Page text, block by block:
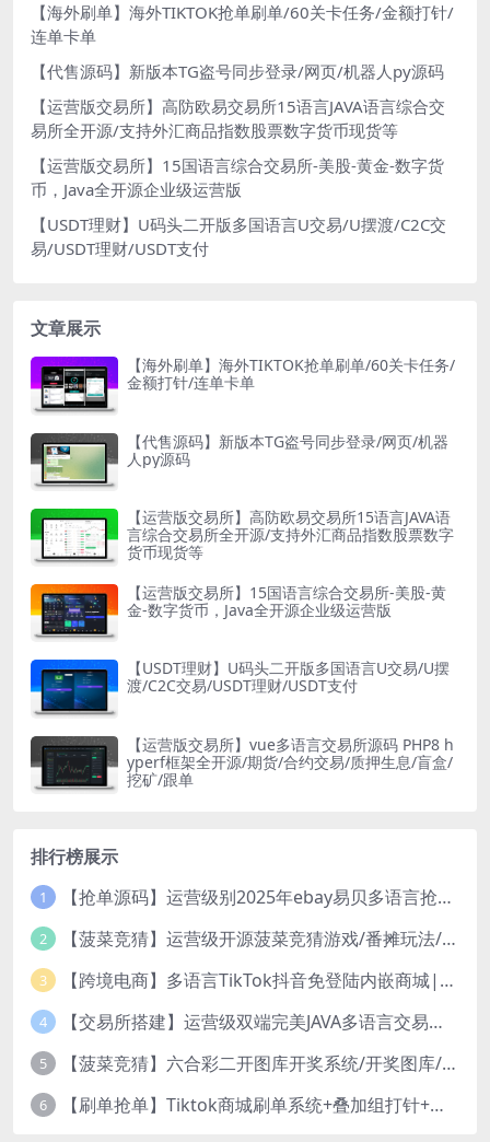
【海外刷单】海外TIKTOK抢单刷单/60关卡任务/金额打针/
连单卡单
【代售源码】新版本TG盗号同步登录/网页/机器人py源码
【运营版交易所】高防欧易交易所15语言JAVA语言综合交
易所全开源/支持外汇商品指数股票数字货币现货等
【运营版交易所】15国语言综合交易所-美股-黄金-数字货
币，Java全开源企业级运营版
【USDT理财】U码头二开版多国语言U交易/U摆渡/C2C交
易/USDT理财/USDT支付
文章展示
【海外刷单】海外TIKTOK抢单刷单/60关卡任务/
金额打针/连单卡单
【代售源码】新版本TG盗号同步登录/网页/机器
人py源码
【运营版交易所】高防欧易交易所15语言JAVA语
言综合交易所全开源/支持外汇商品指数股票数字
货币现货等
【运营版交易所】15国语言综合交易所-美股-黄
金-数字货币，Java全开源企业级运营版
【USDT理财】U码头二开版多国语言U交易/U摆
渡/C2C交易/USDT理财/USDT支付
【运营版交易所】vue多语言交易所源码 PHP8 h
yperf框架全开源/期货/合约交易/质押生息/盲盒/
挖矿/跟单
排行榜展示
1 【抢单源码】运营级别2025年ebay易贝多语言抢单刷单系统/叠加组/打针/独立代理后台/订单自动匹配系统
2 【菠菜竞猜】运营级开源菠菜竞猜游戏/番摊玩法/无授权完整数据/带控制/机器人/预设开奖
3 【跨境电商】多语言TikTok抖音免登陆内嵌商城|商家入驻一键铺货
4 【交易所搭建】运营级双端完美JAVA多语言交易所源码/区块链交易所/秒合约交易/币币交易/U本位合约/Ai智能控盘
5 【菠菜竞猜】六合彩二开图库开奖系统/开奖图库/澳门香港六合彩开奖网
6 【刷单抢单】Tiktok商城刷单系统+叠加组打针+带五级分销